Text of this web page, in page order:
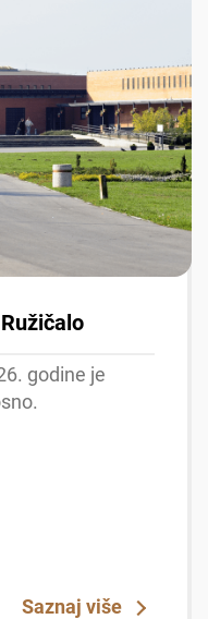
godine je
Saznaj više